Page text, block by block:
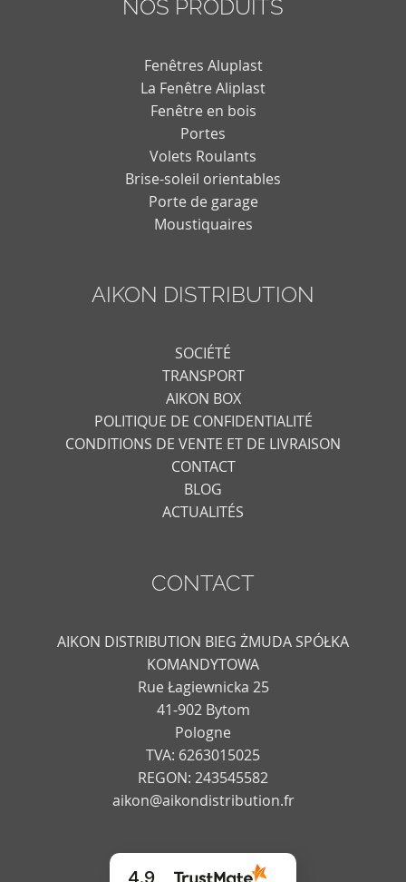
NOS PRODUITS
Fenêtres Aluplast
La Fenêtre Aliplast
Fenêtre en bois
Portes
Volets Roulants
Brise-soleil orientables
Porte de garage
Moustiquaires
AIKON DISTRIBUTION
SOCIÉTÉ
TRANSPORT
AIKON BOX
POLITIQUE DE CONFIDENTIALITÉ
CONDITIONS DE VENTE ET DE LIVRAISON
CONTACT
BLOG
ACTUALITÉS
CONTACT
AIKON DISTRIBUTION BIEG ŻMUDA SPÓŁKA
KOMANDYTOWA
Rue Łagiewnicka 25
41-902 Bytom
Pologne
TVA: 6263015025
REGON: 243545582
aikon@aikondistribution.fr
4.9